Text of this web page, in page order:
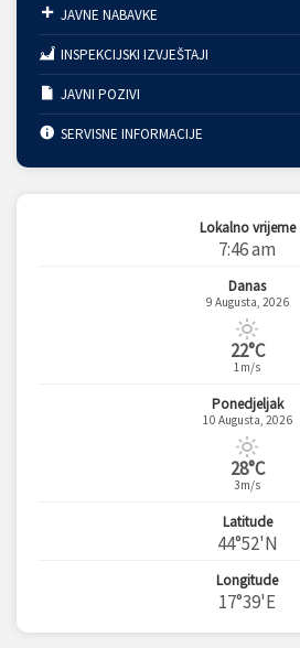
JAVNE NABAVKE
INSPEKCIJSKI IZVJEŠTAJI
JAVNI POZIVI
SERVISNE INFORMACIJE
Lokalno vrijeme
7:46 am
Danas
9 Augusta, 2026
22°C
1m/s
Ponedjeljak
10 Augusta, 2026
28°C
3m/s
Latitude
44°52'N
Longitude
17°39'E